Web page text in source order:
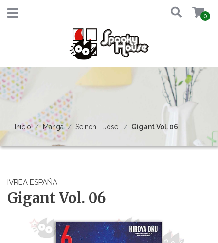
0
Inicio Manga Seinen - Josei Gigant Vol. 06
IVREA ESPAÑA
Gigant Vol. 06